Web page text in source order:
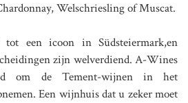
Welschriesling of Muscat.
een icoon in Südsteiermark,en
zijn welverdiend. A-Wines
om de Tement-wijnen in het
Een wijnhuis dat u zeker moet